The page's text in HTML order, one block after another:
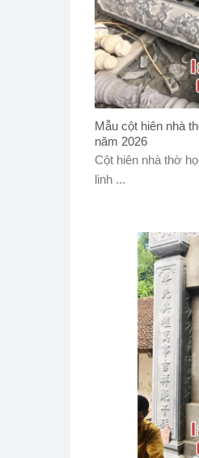
Mẫu cột hiên nhà
năm 2026
Cột hiên nhà thờ
linh ...